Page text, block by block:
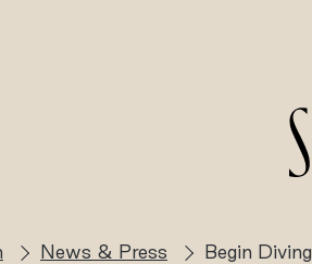
News & Press Begin Diving